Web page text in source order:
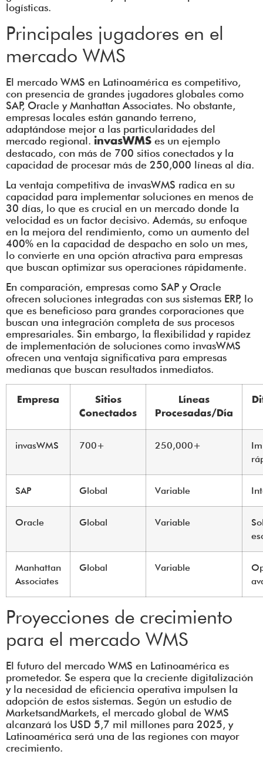
logísticas.
Principales jugadores en el
mercado WMS
El mercado WMS en Latinoamérica es competitivo,
con presencia de grandes jugadores globales como
SAP, Oracle y Manhattan Associates. No obstante,
empresas locales están ganando terreno,
adaptándose mejor a las particularidades del
mercado regional. invasWMS es un ejemplo
destacado, con más de 700 sitios conectados y la
capacidad de procesar más de 250,000 líneas al día.
La ventaja competitiva de invasWMS radica en su
capacidad para implementar soluciones en menos de
30 días, lo que es crucial en un mercado donde la
velocidad es un factor decisivo. Además, su enfoque
en la mejora del rendimiento, como un aumento del
400% en la capacidad de despacho en solo un mes,
lo convierte en una opción atractiva para empresas
que buscan optimizar sus operaciones rápidamente.
En comparación, empresas como SAP y Oracle
ofrecen soluciones integradas con sus sistemas ERP, lo
que es beneficioso para grandes corporaciones que
buscan una integración completa de sus procesos
empresariales. Sin embargo, la flexibilidad y rapidez
de implementación de soluciones como invasWMS
ofrecen una ventaja significativa para empresas
medianas que buscan resultados inmediatos.
Empresa
Sitios
Conectados
Líneas
Procesadas/Día
invasWMS 700+ 250,000+
SAP Global Variable
Oracle Global Variable
Manhattan
Associates
Global Variable
Proyecciones de crecimiento
para el mercado WMS
El futuro del mercado WMS en Latinoamérica es
prometedor. Se espera que la creciente digitalización
y la necesidad de eficiencia operativa impulsen la
adopción de estos sistemas. Según un estudio de
MarketsandMarkets, el mercado global de WMS
alcanzará los USD 5,7 mil millones para 2025, y
Latinoamérica será una de las regiones con mayor
crecimiento.